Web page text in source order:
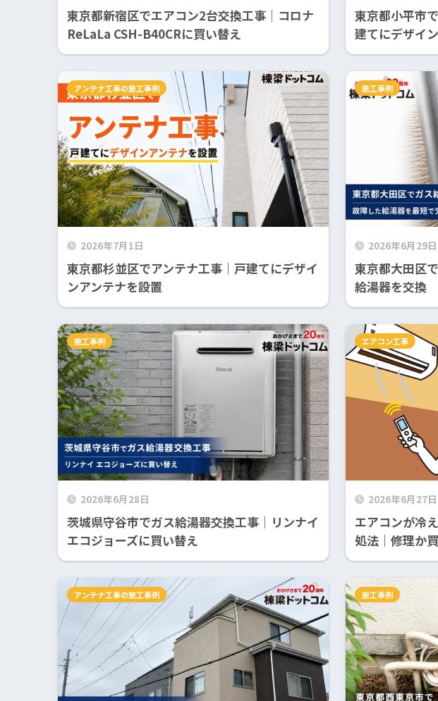
東京都新宿区でエアコン2台交換工事｜コロナ
ReLaLa CSH-B40CRに買い替え
東京都小平市
建てにデザイ
2026年7月1日
東京都杉並区でアンテナ工事｜戸建てにデザイ
ンアンテナを設置
アンテナ工事の施工事例
2026年6月29日
東京都大田区
給湯器を交換
施工事例
2026年6月28日
茨城県守谷市でガス給湯器交換工事｜リンナイ
エコジョーズに買い替え
施工事例
2026年6月27日
エアコンが冷
処法｜修理か
エアコン工事
アンテナ工事の施工事例 施工事例